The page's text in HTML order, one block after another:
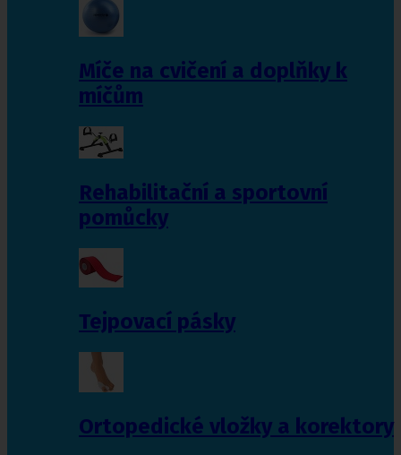
Míče na cvičení a doplňky k
míčům
Rehabilitační a sportovní
pomůcky
Tejpovací pásky
Ortopedické vložky a korektory